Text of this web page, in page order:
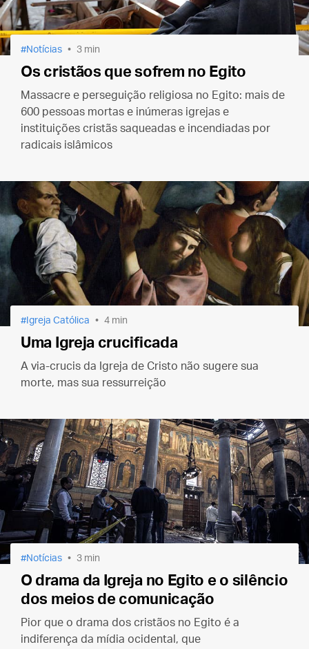
Notícias 3 min
Os cristãos que sofrem no Egito
Massacre e perseguição religiosa no Egito: mais de
600 pessoas mortas e inúmeras igrejas e
instituições cristãs saqueadas e incendiadas por
radicais islâmicos
Igreja Católica 4 min
Uma Igreja crucificada
A via-crucis da Igreja de Cristo não sugere sua
morte, mas sua ressurreição
Notícias 3 min
O drama da Igreja no Egito e o silêncio
dos meios de comunicação
Pior que o drama dos cristãos no Egito é a
indiferença da mídia ocidental, que